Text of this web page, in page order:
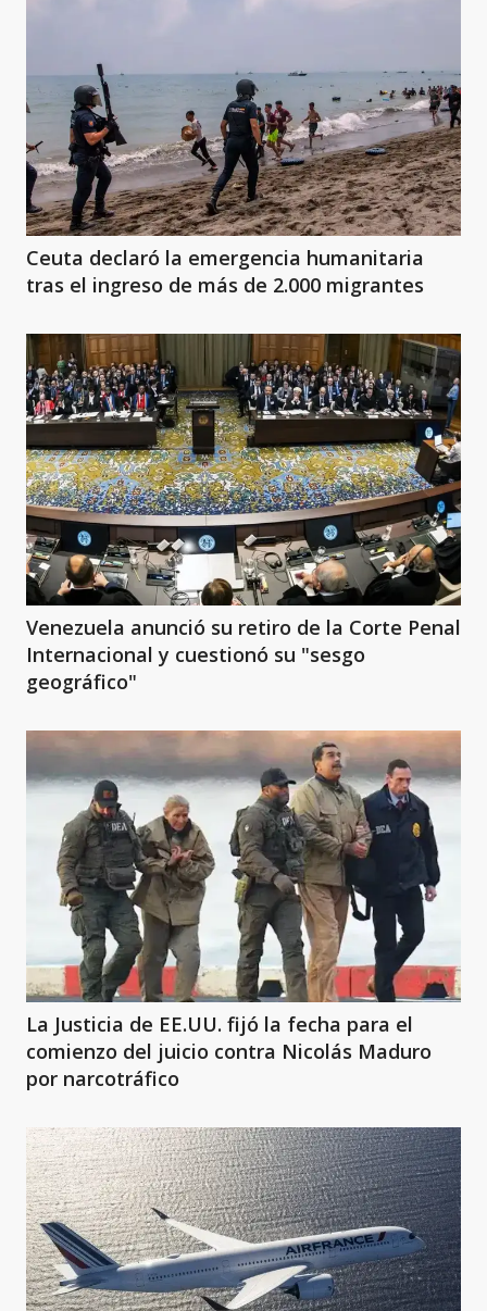
Ceuta declaró la emergencia humanitaria
tras el ingreso de más de 2.000 migrantes
Venezuela anunció su retiro de la Corte Penal
Internacional y cuestionó su "sesgo
geográfico"
La Justicia de EE.UU. fijó la fecha para el
comienzo del juicio contra Nicolás Maduro
por narcotráfico